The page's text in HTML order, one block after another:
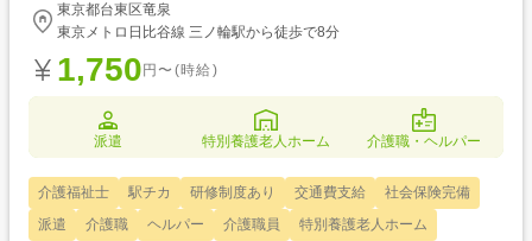
東京都台東区竜泉
東京メトロ日比谷線 三ノ輪駅から徒歩で8分
1,750 円〜(時給)
派遣 特別養護老人ホーム 介護職・ヘルパー
介護福祉士 駅チカ 研修制度あり 交通費支給
社会保険完備
派遣
介護職 ヘルパー 介護職員 特別養護老人ホーム